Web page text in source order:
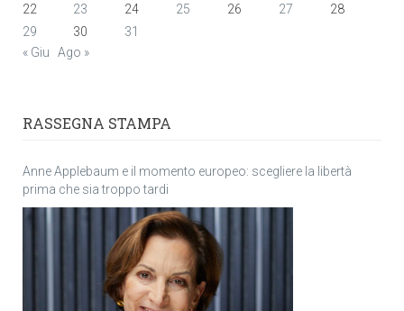
22
23 24 25 26 27
28
29
30
31
« Giu
Ago »
RASSEGNA STAMPA
Anne Applebaum e il momento europeo: scegliere la libertà
prima che sia troppo tardi